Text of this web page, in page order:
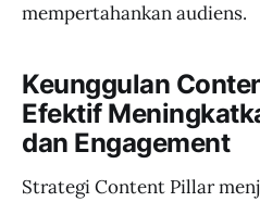
mempertahankan audiens.
Keunggulan
Efektif
dan Engagement
Strategi Content Pillar